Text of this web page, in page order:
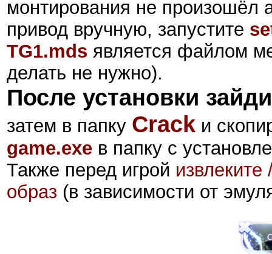
монтирования не произошёл
привод вручную, запустите
TG1.mds является файлом
делать не нужно).
После установки
затем в папку Crack и
game.exe в папку с
Также перед игрой
образ (в зависимости от